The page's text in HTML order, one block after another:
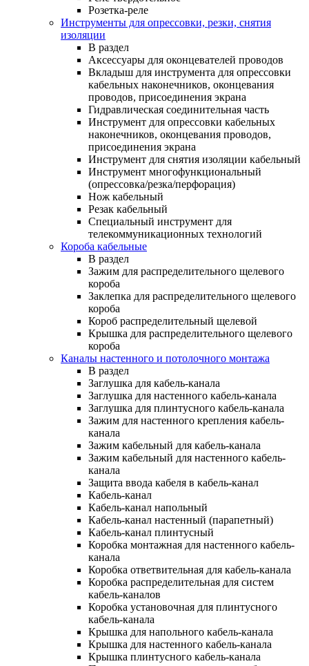
Розетка-реле
Инструменты для опрессовки, резки, снятия
изоляции
В раздел
Аксессуары для оконцевателей проводов
Вкладыш для инструмента для опрессовки
кабельных наконечников, оконцевания
проводов, присоединения экрана
Гидравлическая соединительная часть
Инструмент для опрессовки кабельных
наконечников, оконцевания проводов,
присоединения экрана
Инструмент для снятия изоляции кабельный
Инструмент многофункциональный
(опрессовка/резка/перфорация)
Нож кабельный
Резак кабельный
Специальный инструмент для
телекоммуникационных технологий
Короба кабельные
В раздел
Зажим для распределительного щелевого
короба
Заклепка для распределительного щелевого
короба
Короб распределительный щелевой
Крышка для распределительного щелевого
короба
Каналы настенного и потолочного монтажа
В раздел
Заглушка для кабель-канала
Заглушка для настенного кабель-канала
Заглушка для плинтусного кабель-канала
Зажим для настенного крепления кабель-
канала
Зажим кабельный для кабель-канала
Зажим кабельный для настенного кабель-
канала
Защита ввода кабеля в кабель-канал
Кабель-канал
Кабель-канал напольный
Кабель-канал настенный (парапетный)
Кабель-канал плинтусный
Коробка монтажная для настенного кабель-
канала
Коробка ответвительная для кабель-канала
Коробка распределительная для систем
кабель-каналов
Коробка установочная для плинтусного
кабель-канала
Крышка для напольного кабель-канала
Крышка для настенного кабель-канала
Крышка плинтусного кабель-канала